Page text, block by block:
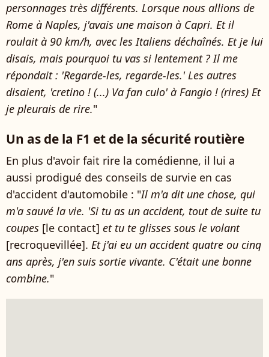
personnages très différents. Lorsque nous allions de
Rome à Naples, j'avais une maison à Capri. Et il
roulait à 90 km/h, avec les Italiens déchaînés. Et je lui
disais, mais pourquoi tu vas si lentement ? Il me
répondait : 'Regarde-les, regarde-les.' Les autres
disaient, 'cretino ! (...) Va fan culo' à Fangio ! (rires) Et
je pleurais de rire."
Un as de la F1 et de la sécurité routière
En plus d'avoir fait rire la comédienne, il lui a
aussi prodigué des conseils de survie en cas
d'accident d'automobile : "Il m'a dit une chose, qui
m'a sauvé la vie. 'Si tu as un accident, tout de suite tu
coupes [le contact] et tu te glisses sous le volant
[recroquevillée]. Et j'ai eu un accident quatre ou cinq
ans après, j'en suis sortie vivante. C'était une bonne
combine."